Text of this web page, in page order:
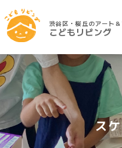
渋谷区・桜丘のアート
こどもリビング
ス